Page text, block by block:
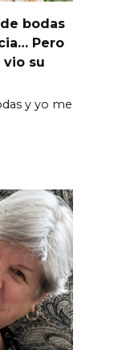
bodas
Pero
su
y yo me